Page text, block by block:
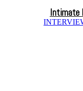
Intimate